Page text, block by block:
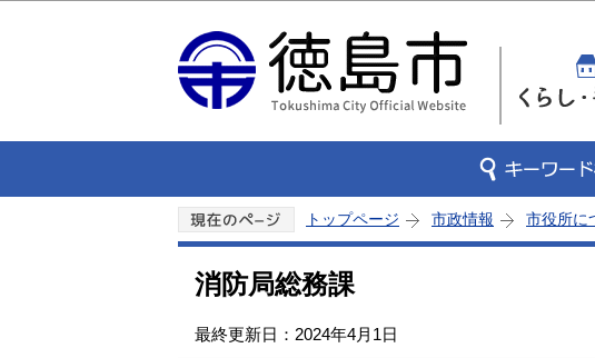
トップページ 市政情報 市役所に
消防局総務課
最終更新日：2024年4月1日